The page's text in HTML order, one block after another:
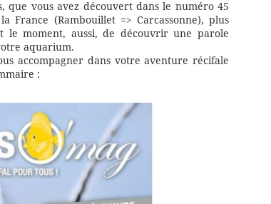
que vous avez découvert dans le numéro 45
France (Rambouillet => Carcassonne), plus
le moment, aussi, de découvrir une parole
aquarium.
accompagner dans votre aventure récifale
: